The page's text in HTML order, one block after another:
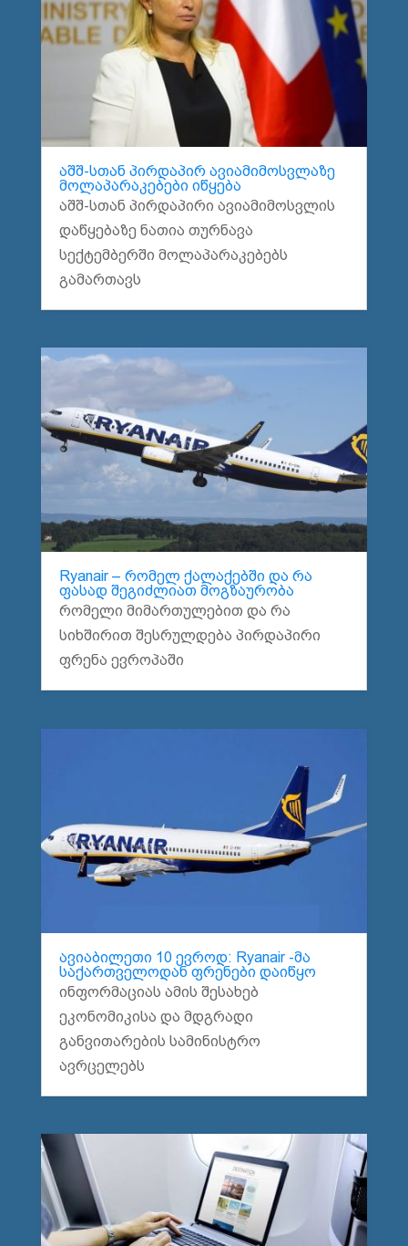
აშშ-სთან პირდაპირ ავიამიმოსვლაზე
მოლაპარაკებები იწყება
აშშ-სთან პირდაპირი ავიამიმოსვლის
დაწყებაზე ნათია თურნავა
სექტემბერში მოლაპარაკებებს
გამართავს
Ryanair – რომელ ქალაქებში და რა
ფასად შეგიძლიათ მოგზაურობა
რომელი მიმართულებით და რა
სიხშირით შესრულდება პირდაპირი
ფრენა ევროპაში
ავიაბილეთი 10 ევროდ: Ryanair -მა
საქართველოდან ფრენები დაიწყო
ინფორმაციას ამის შესახებ
ეკონომიკისა და მდგრადი
განვითარების სამინისტრო
ავრცელებს